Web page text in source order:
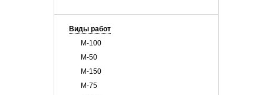
Виды работ
М-100
М-50
М-150
М-75